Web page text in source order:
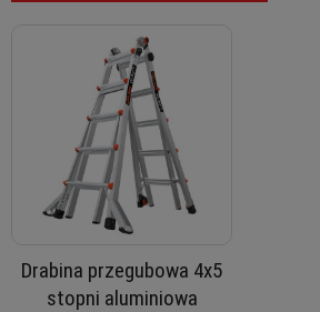
Drabina przegubowa 4x5
stopni aluminiowa